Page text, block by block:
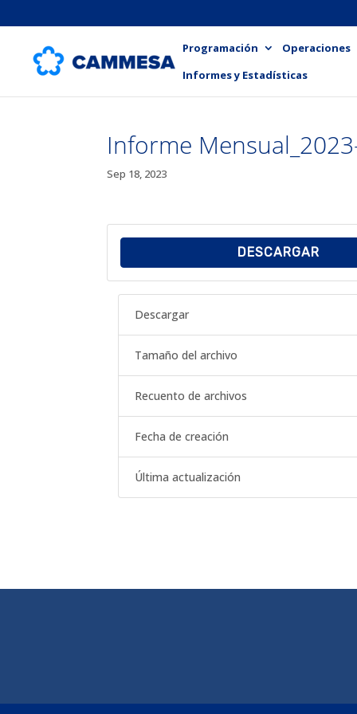
Programación Operaciones
Informes y Estadísticas
Informe
Sep 18, 2023
DESCARGAR
Descargar
Tamaño del archivo
Recuento de archivos
Fecha de creación
Última actualización